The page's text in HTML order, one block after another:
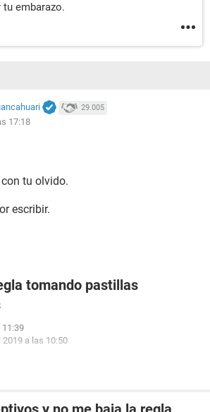
tu embarazo.
29.005
17:18
tu olvido.
escribir.
tomando pastillas
11:39
2019 a las 10:50